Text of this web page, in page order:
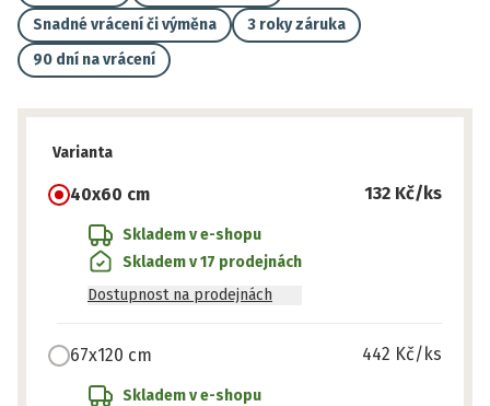
Snadné vrácení či výměna
3 roky záruka
90 dní na vrácení
Varianta
40x60 cm 132 Kč/ks
Skladem v e-shopu
Skladem v 17 prodejnách
Dostupnost na prodejnách
67x120 cm 442 Kč/ks
Skladem v e-shopu